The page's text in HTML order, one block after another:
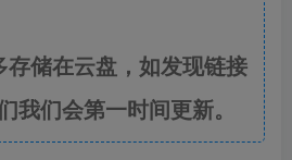
储在云盘，如发现链接
我们会第一时间更新。